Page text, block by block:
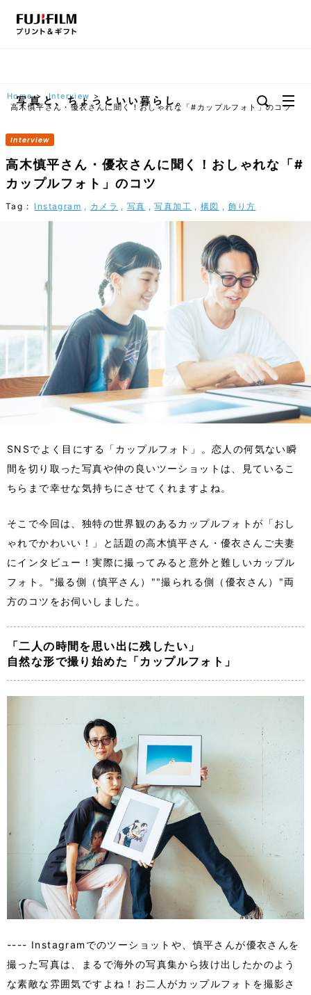
Home > Interview >
高木慎平さん・優衣さんに聞く！おしゃれな「#カップルフォト」のコツ
高木慎平さん・優衣さんに聞く！おしゃれな「#
カップルフォト」のコツ
Instagram カメラ 写真 写真加工 構図 飾り方
SNSでよく目にする「カップルフォト」。恋人の何気ない瞬
間を切り取った写真や仲の良いツーショットは、見ているこ
ちらまで幸せな気持ちにさせてくれますよね。
そこで今回は、独特の世界観のあるカップルフォトが「おし
ゃれでかわいい！」と話題の高木慎平さん・優衣さんご夫妻
にインタビュー！実際に撮ってみると意外と難しいカップル
フォト。"撮る側（慎平さん）""撮られる側（優衣さん）"両
方のコツをお伺いしました。
「二人の時間を思い出に残したい」
自然な形で撮り始めた「カップルフォト」
---- Instagramでのツーショットや、慎平さんが優衣さんを
撮った写真は、まるで海外の写真集から抜け出したかのよう
な素敵な雰囲気ですよね！お二人がカップルフォトを撮影さ